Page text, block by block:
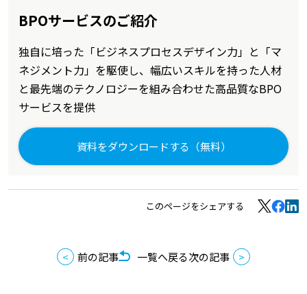
BPOサービスのご紹介
独自に培った「ビジネスプロセスデザイン力」と「マ
ネジメント力」を駆使し、幅広いスキルを持った人材
と最先端のテクノロジーを組み合わせた高品質なBPO
サービスを提供
資料をダウンロードする（無料）
このページをシェアする
前の記事 一覧へ戻る次の記事